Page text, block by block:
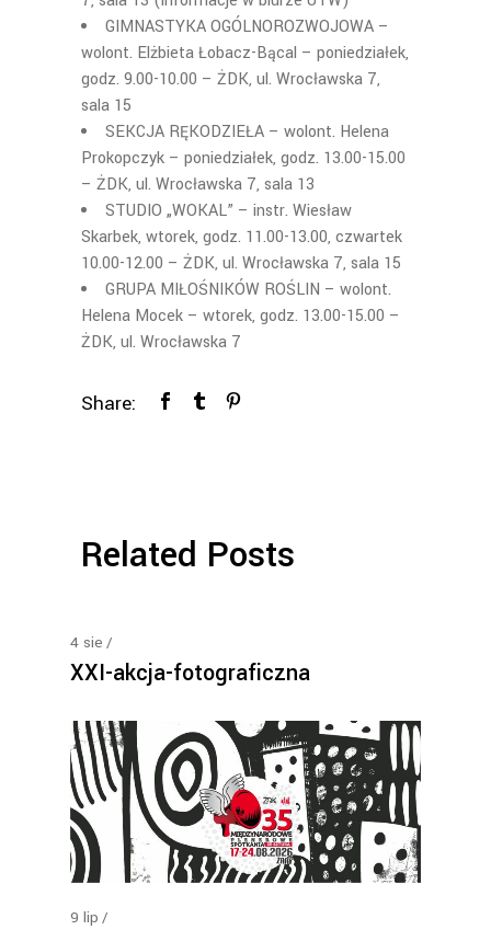
GIMNASTYKA OGÓLNOROZWOJOWA –
wolont. Elżbieta Łobacz-Bącal – poniedziałek,
godz. 9.00-10.00 – ŻDK, ul. Wrocławska 7,
sala 15
SEKCJA RĘKODZIEŁA – wolont. Helena
Prokopczyk – poniedziałek, godz. 13.00-15.00
– ŻDK, ul. Wrocławska 7, sala 13
STUDIO „WOKAL” – instr. Wiesław
Skarbek, wtorek, godz. 11.00-13.00, czwartek
10.00-12.00 – ŻDK, ul. Wrocławska 7, sala 15
GRUPA MIŁOŚNIKÓW ROŚLIN – wolont.
Helena Mocek – wtorek, godz. 13.00-15.00 –
ŻDK, ul. Wrocławska 7
Share:
Related Posts
4 sie
XXI-akcja-fotograficzna
9 lip